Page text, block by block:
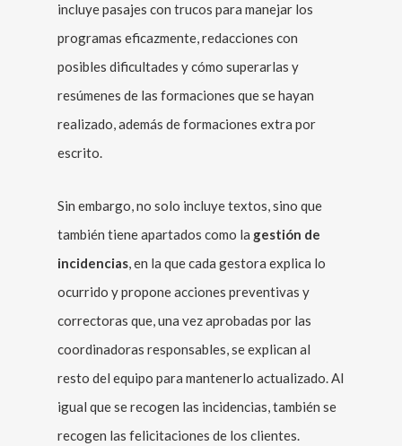
incluye pasajes con trucos para manejar los
programas eficazmente, redacciones con
posibles dificultades y cómo superarlas y
resúmenes de las formaciones que se hayan
realizado, además de formaciones extra por
escrito.
Sin embargo, no solo incluye textos, sino que
también tiene apartados como la gestión de
incidencias, en la que cada gestora explica lo
ocurrido y propone acciones preventivas y
correctoras que, una vez aprobadas por las
coordinadoras responsables, se explican al
resto del equipo para mantenerlo actualizado. Al
igual que se recogen las incidencias, también se
recogen las felicitaciones de los clientes.